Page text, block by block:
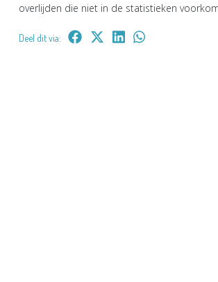
overlijden die niet in de statistieken
Deel dit via: